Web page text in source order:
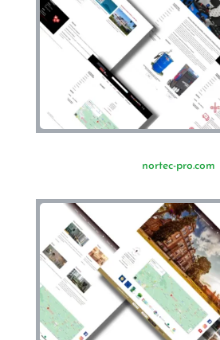
nortec-pro.com